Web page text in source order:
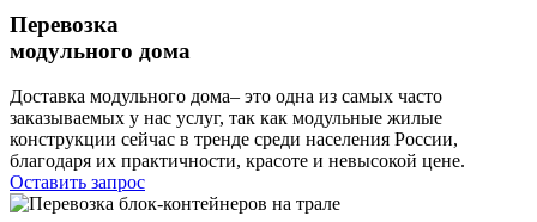
Перевозка
модульного дома
Доставка модульного дома– это одна из самых часто
заказываемых у нас услуг, так как модульные жилые
конструкции сейчас в тренде среди населения России,
благодаря их практичности, красоте и невысокой цене.
Оставить запрос